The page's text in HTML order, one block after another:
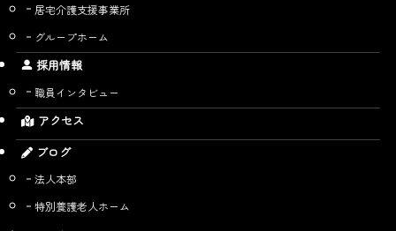
居宅介護支援事業所
グループホーム
採用情報
職員インタビュー
アクセス
ブログ
法人本部
特別養護老人ホーム